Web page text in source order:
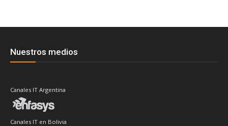
Nuestros medios
Canales IT Argentina
Canales IT en Bolivia